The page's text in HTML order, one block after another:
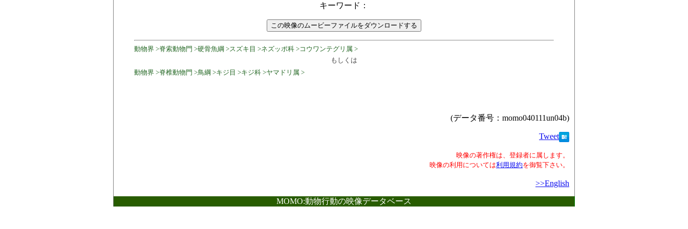
キーワード：
動物界 >脊索動物門 >硬骨魚綱 >スズキ目 >ネズッポ科 >コウワンテグリ属 >
もしくは
動物界 >脊椎動物門 >鳥綱 >キジ目 >キジ科 >ヤマドリ属 >
(データ番号：momo040111un04b)
Tweet
映像の著作権は、登録者に属します。
映像の利用については利用規約を御覧下さい。
>>English
MOMO:動物行動の映像データベース